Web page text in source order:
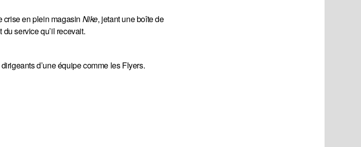
crise en plein magasin Nike, jetant une boîte de
service qu’il recevait.
d’une équipe comme les Flyers.